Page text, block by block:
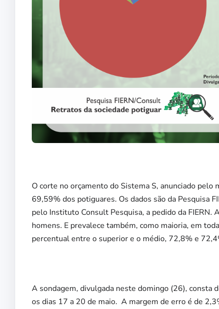
O corte no orçamento do Sistema S, anunciado pelo
69,59% dos potiguares. Os dados são da Pesquisa
pelo Instituto Consult Pesquisa, a pedido da
homens. E prevalece também, como maioria, em
percentual entre o superior e o médio, 72,8% e
A sondagem, divulgada neste domingo (26),
os dias 17 a 20 de maio. A margem de erro é de